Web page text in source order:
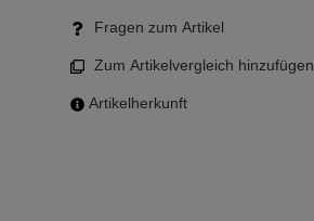
Fragen zum Artikel
Zum Artikelvergleich hinzufügen
Artikelherkunft